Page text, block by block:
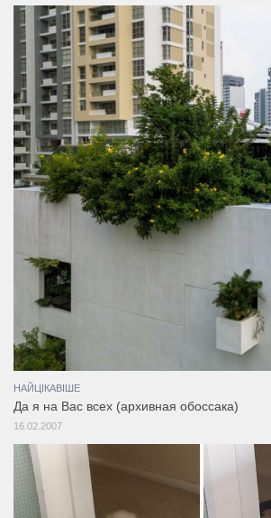
НАЙЦІКАВІШЕ
Да я на Вас всех (архивная обоссака)
16.02.2007